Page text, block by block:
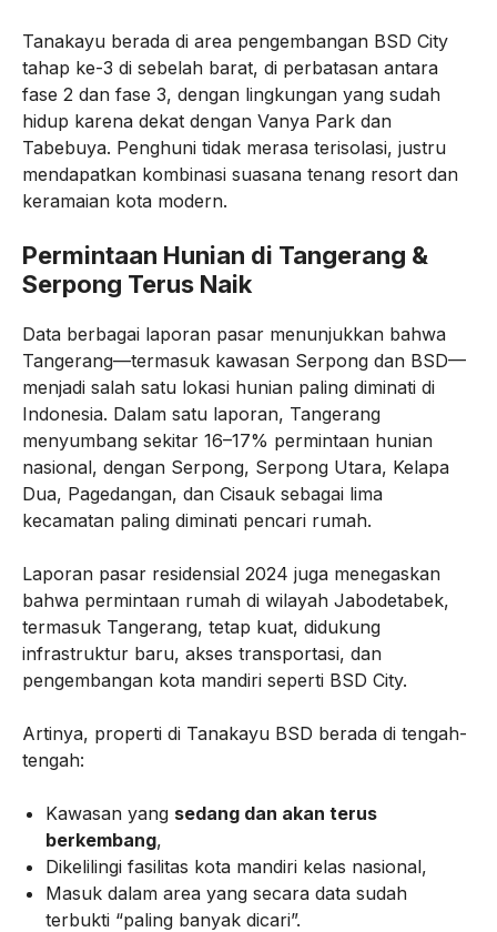
Tanakayu berada di area pengembangan BSD City
tahap ke-3 di sebelah barat, di perbatasan antara
fase 2 dan fase 3, dengan lingkungan yang sudah
hidup karena dekat dengan Vanya Park dan
Tabebuya. Penghuni tidak merasa terisolasi, justru
mendapatkan kombinasi suasana tenang resort dan
keramaian kota modern.
Permintaan Hunian di Tangerang &
Serpong Terus Naik
Data berbagai laporan pasar menunjukkan bahwa
Tangerang—termasuk kawasan Serpong dan BSD—
menjadi salah satu lokasi hunian paling diminati di
Indonesia. Dalam satu laporan, Tangerang
menyumbang sekitar 16–17% permintaan hunian
nasional, dengan Serpong, Serpong Utara, Kelapa
Dua, Pagedangan, dan Cisauk sebagai lima
kecamatan paling diminati pencari rumah.
Laporan pasar residensial 2024 juga menegaskan
bahwa permintaan rumah di wilayah Jabodetabek,
termasuk Tangerang, tetap kuat, didukung
infrastruktur baru, akses transportasi, dan
pengembangan kota mandiri seperti BSD City.
Artinya, properti di Tanakayu BSD berada di tengah-
tengah:
Kawasan yang sedang dan akan terus
berkembang,
Dikelilingi fasilitas kota mandiri kelas nasional,
Masuk dalam area yang secara data sudah
terbukti “paling banyak dicari”.